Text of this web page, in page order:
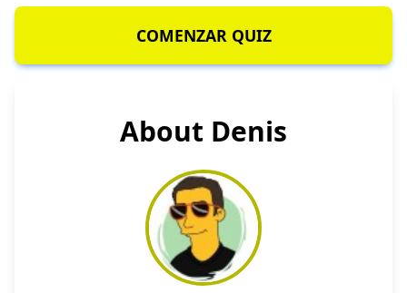
COMENZAR QUIZ
About Denis